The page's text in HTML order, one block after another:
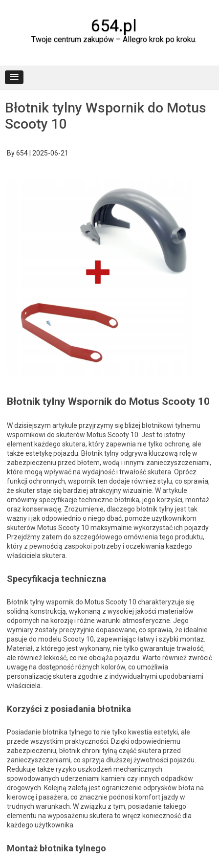
654.pl
Twoje centrum zakupów – Allegro krok po kroku.
Błotnik tylny Wspornik do Motus
Scooty 10
By654 2025-06-21
Błotnik tylny Wspornik do Motus Scooty 10
W dzisiejszym artykule przyjrzymy się bliżej błotnikowi tylnemu
wspornikowi do skuterów Motus Scooty 10. Jest to istotny
element każdego skutera, który zapewnia nie tylko ochronę, ale
także estetykę pojazdu. Błotnik tylny odgrywa kluczową rolę w
zabezpieczeniu przed błotem, wodą i innymi zanieczyszczeniami,
które mogą wpływać na wydajność i trwałość skutera. Oprócz
funkcji ochronnych, wspornik ten dodaje również stylu, co sprawia,
że skuter staje się bardziej atrakcyjny wizualnie. W artykule
omówimy specyfikacje techniczne błotnika, jego korzyści, montaż
oraz konserwację. Zrozumienie, dlaczego błotnik tylny jest tak
ważny i jak odpowiednio o niego dbać, pomoże użytkownikom
skuterów Motus Scooty 10 maksymalnie wykorzystać ich pojazdy.
Przejdźmy zatem do szczegółowego omówienia tego produktu,
który z pewnością zaspokoi potrzeby i oczekiwania każdego
właściciela skutera.
Specyfikacja techniczna
Błotnik tylny wspornik do Motus Scooty 10 charakteryzuje się
solidną konstrukcją, wykonaną z wysokiej jakości materiałów
odpornych na korozję i różne warunki atmosferyczne. Jego
wymiary zostały precyzyjnie dopasowane, co sprawia, że idealnie
pasuje do modelu Scooty 10, zapewniając łatwy i szybki montaż.
Materiał, z którego jest wykonany, nie tylko gwarantuje trwałość,
ale również lekkość, co nie obciąża pojazdu. Warto również zwrócić
uwagę na dostępność różnych kolorów, co umożliwia
personalizację skutera zgodnie z indywidualnymi upodobaniami
właściciela.
Korzyści z posiadania błotnika
Posiadanie błotnika tylnego to nie tylko kwestia estetyki, ale
przede wszystkim praktyczności. Dzięki odpowiedniemu
zabezpieczeniu, błotnik chroni tylną część skutera przed
zanieczyszczeniami, co sprzyja dłuższej żywotności pojazdu.
Redukuje także ryzyko uszkodzeń mechanicznych
spowodowanych uderzeniami kamieni czy innych odpadków
drogowych. Kolejną zaletą jest ograniczenie odprysków błota na
kierowcę i pasażera, co znacznie podnosi komfort jazdy w
trudnych warunkach. W związku z tym, posiadanie takiego
elementu na wyposażeniu skutera to wręcz konieczność dla
każdego użytkownika.
Montaż błotnika tylnego